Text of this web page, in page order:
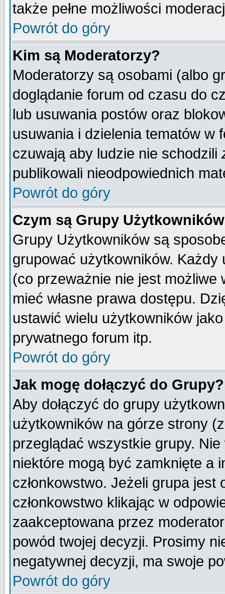
także pełne możliwości
Powrót do góry
Kim są Moderatorzy?
Moderatorzy są osobami (albo
doglądanie forum od czasu do
lub usuwania postów oraz
usuwania i dzielenia tematów w
czuwają aby ludzie nie schodzili
publikowali nieodpowiednich
Powrót do góry
Czym są Grupy
Grupy Użytkowników są
grupować użytkowników.
(co przeważnie nie jest
mieć własne prawa dostępu.
ustawić wielu użytkowników
prywatnego forum itp.
Powrót do góry
Jak mogę dołączyć do Grupy?
Aby dołączyć do grupy
użytkowników na górze strony
przeglądać wszystkie grupy.
niektóre mogą być zamknięte a
członkowstwo. Jeżeli grupa
członkowstwo klikając w
zaakceptowana przez
powód twojej decyzji. Prosimy
negatywnej decyzji, ma swoje
Powrót do góry